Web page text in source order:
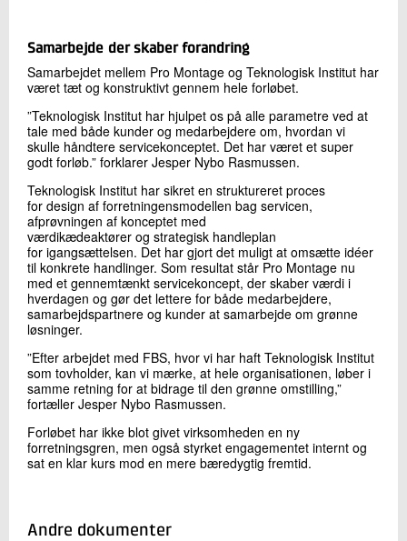
Samarbejde der skaber forandring
Samarbejdet mellem Pro Montage og Teknologisk Institut har
været tæt og konstruktivt gennem hele forløbet.
”Teknologisk Institut har hjulpet os på alle parametre ved at
tale med både kunder og medarbejdere om, hvordan vi
skulle håndtere servicekonceptet. Det har været et super
godt forløb.” forklarer Jesper Nybo Rasmussen.
Teknologisk Institut har sikret en struktureret proces
for design af forretningensmodellen bag servicen,
afprøvningen af konceptet med
værdikædeaktører og strategisk handleplan
for igangsættelsen. Det har gjort det muligt at omsætte idéer
til konkrete handlinger. Som resultat står Pro Montage nu
med et gennemtænkt servicekoncept, der skaber værdi i
hverdagen og gør det lettere for både medarbejdere,
samarbejdspartnere og kunder at samarbejde om grønne
løsninger.
”Efter arbejdet med FBS, hvor vi har haft Teknologisk Institut
som tovholder, kan vi mærke, at hele organisationen, løber i
samme retning for at bidrage til den grønne omstilling,”
fortæller Jesper Nybo Rasmussen.
Forløbet har ikke blot givet virksomheden en ny
forretningsgren, men også styrket engagementet internt og
sat en klar kurs mod en mere bæredygtig fremtid.
Andre dokumenter